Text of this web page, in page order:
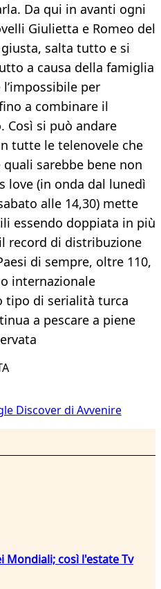
Da qui in avanti ogni
Giulietta e Romeo del
salta tutto e si
a causa della famiglia
per
a combinare il
si può andare
tutte le telenovele che
sarebbe bene non
love (in onda dal lunedì
alle 14,30) mette
essendo doppiata in più
record di distribuzione
di sempre, oltre 110,
internazionale
tipo di serialità turca
a pescare a piene
Discover di Avvenire
Mondiali; così l'estate Tv